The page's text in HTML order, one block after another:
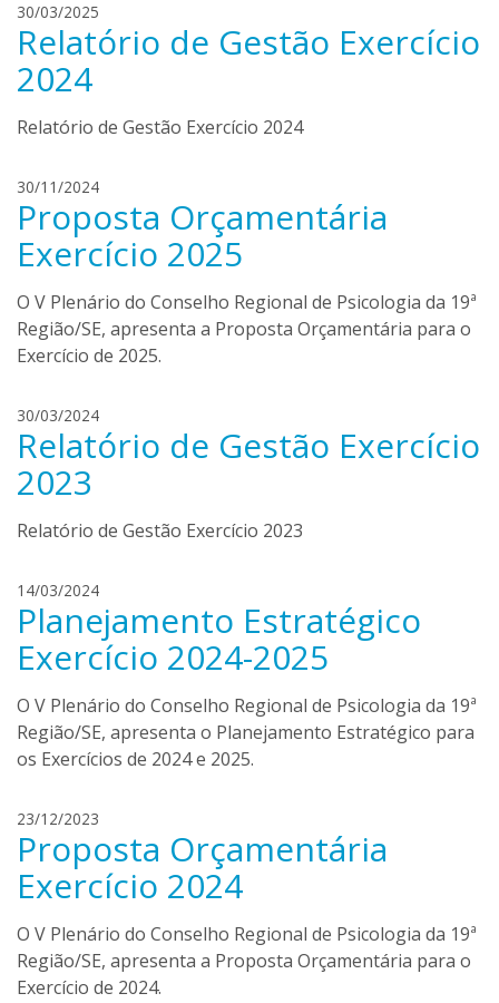
e
s
n
30/03/2025
u
c
a
u
q
u
r
q
u
Relatório de Gestão Exercício
2024
Relatório de Gestão Exercício 2024
30/11/2024c
l
a
r
s
s
a
b
u
Proposta Orçamentária
Exercício 2025
O V Plenário do Conselho Regional de Psicologia da 19ª
Região/SE, apresenta a Proposta Orçamentária para o
Exercício de 2025.
30/03/2024l
u
c
a
u
q
u
r
q
u
Relatório de Gestão Exercício
2023
Relatório de Gestão Exercício 2023
14/03/2024l
u
c
i
a
l
b
e
r
u
e
Planejamento Estratégico
Exercício 2024-2025
O V Plenário do Conselho Regional de Psicologia da 19ª
Região/SE, apresenta o Planejamento Estratégico para
os Exercícios de 2024 e 2025.
23/12/2023
l
a
r
s
s
a
Proposta Orçamentária
Exercício 2024
O V Plenário do Conselho Regional de Psicologia da 19ª
Região/SE, apresenta a Proposta Orçamentária para o
Exercício de 2024.